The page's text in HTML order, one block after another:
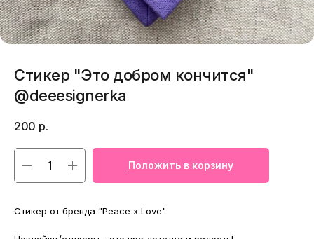
Стикер "Это добром кончится"
@deeesignerka
200 р.
Положить в корзину
Стикер от бренда "Peace x Love"